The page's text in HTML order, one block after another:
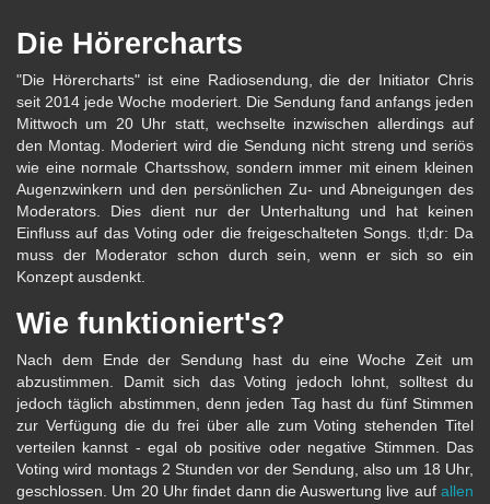
Die Hörercharts
"Die Hörercharts" ist eine Radiosendung, die der Initiator Chris
seit 2014 jede Woche moderiert. Die Sendung fand anfangs jeden
Mittwoch um 20 Uhr statt, wechselte inzwischen allerdings auf
den Montag. Moderiert wird die Sendung nicht streng und seriös
wie eine normale Chartsshow, sondern immer mit einem kleinen
Augenzwinkern und den persönlichen Zu- und Abneigungen des
Moderators. Dies dient nur der Unterhaltung und hat keinen
Einfluss auf das Voting oder die freigeschalteten Songs. tl;dr: Da
muss der Moderator schon durch sein, wenn er sich so ein
Konzept ausdenkt.
Wie funktioniert's?
Nach dem Ende der Sendung hast du eine Woche Zeit um
abzustimmen. Damit sich das Voting jedoch lohnt, solltest du
jedoch täglich abstimmen, denn jeden Tag hast du fünf Stimmen
zur Verfügung die du frei über alle zum Voting stehenden Titel
verteilen kannst - egal ob positive oder negative Stimmen. Das
Voting wird montags 2 Stunden vor der Sendung, also um 18 Uhr,
geschlossen. Um 20 Uhr findet dann die Auswertung live auf allen